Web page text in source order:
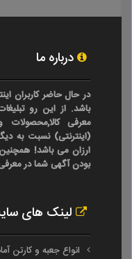
درباره ما
باشد. از این رو
معرفی
(اینترنتی) نسبت به
ارزان می باشد!
بودن آگهی شما در
لینک های
انواع جعبه و کارتن